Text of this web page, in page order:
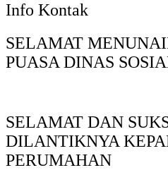
Info Kontak
SELAMAT
PUASA DINAS
SELAMAT DAN
DILANTIKNYA
PERUMAHAN